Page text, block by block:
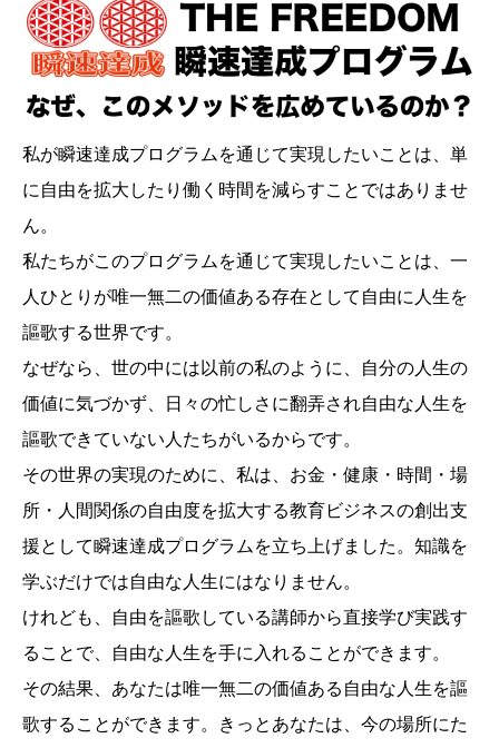
私が瞬速達成プログラムを通じて実現したいことは、単
に自由を拡大したり働く時間を減らすことではありませ
ん。
私たちがこのプログラムを通じて実現したいことは、一
人ひとりが唯一無二の価値ある存在として自由に人生を
謳歌する世界です。
なぜなら、世の中には以前の私のように、自分の人生の
価値に気づかず、日々の忙しさに翻弄され自由な人生を
謳歌できていない人たちがいるからです。
その世界の実現のために、私は、お金・健康・時間・場
所・人間関係の自由度を拡大する教育ビジネスの創出支
援として瞬速達成プログラムを立ち上げました。知識を
学ぶだけでは自由な人生にはなりません。
けれども、自由を謳歌している講師から直接学び実践す
ることで、自由な人生を手に入れることができます。
その結果、あなたは唯一無二の価値ある自由な人生を謳
歌することができます。きっとあなたは、今の場所にた